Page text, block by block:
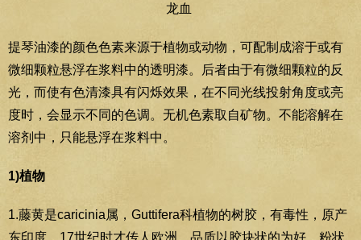
龙血
提琴油漆的颜色色素来源于植物或动物，可配制成溶于或有
微细颗粒悬浮在浆料中的透明漆。后者由于有微细颗粒的反
光，而使有色清漆具有闪烁效果，在不同光线投射角度或亮
度时，会显示不同的色调。无机色素取自矿物。不能溶解在
溶剂中，只能悬浮在浆料中。
1)植物
1.藤黄是caricinia属，Guttifera科植物的树胶，有毒性，原产
东印度，17世纪时才传人欧洲。品质以胶块状的为好，粉状